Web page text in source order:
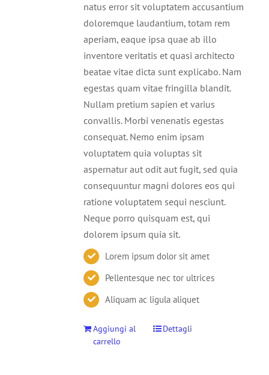
natus error sit voluptatem accusantium
doloremque laudantium, totam rem
aperiam, eaque ipsa quae ab illo
inventore veritatis et quasi architecto
beatae vitae dicta sunt explicabo. Nam
egestas quam vitae fringilla blandit.
Nullam pretium sapien et varius
convallis. Morbi venenatis egestas
consequat. Nemo enim ipsam
voluptatem quia voluptas sit
aspernatur aut odit aut fugit, sed quia
consequuntur magni dolores eos qui
ratione voluptatem sequi nesciunt.
Neque porro quisquam est, qui
dolorem ipsum quia sit.
Lorem ipsum dolor sit amet
Pellentesque nec tor ultrices
Aliquam ac ligula aliquet
Aggiungi al
carrello
Dettagli